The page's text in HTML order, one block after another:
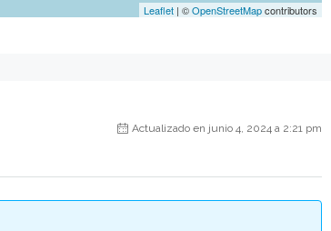
Leaflet | ©OpenStreetMapcontributors
Actualizado en junio 4, 2024 a 2:21 pm